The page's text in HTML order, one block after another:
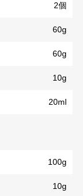
2個
60g
60g
10g
20ml
100g
10g